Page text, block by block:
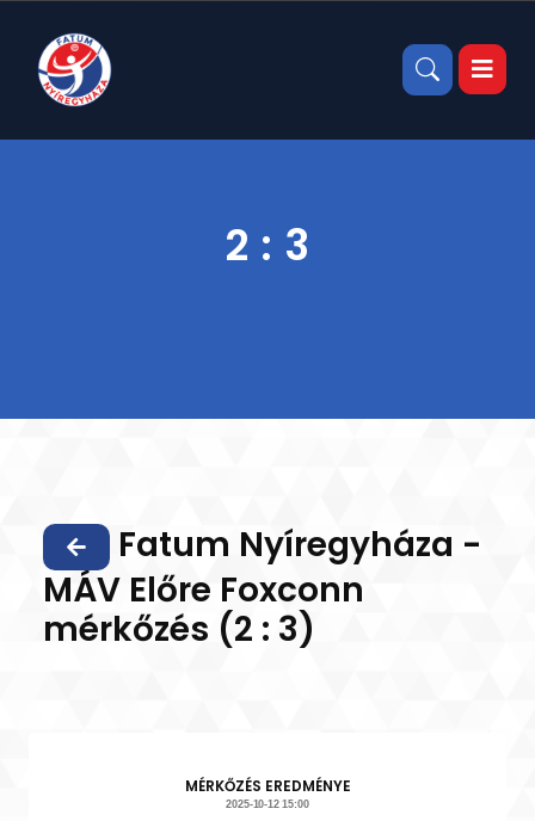
2 : 3
Fatum Nyíregyháza -
MÁV Előre Foxconn
mérkőzés (2 : 3)
MÉRKŐZÉS EREDMÉNYE
2025-10-12 15:00